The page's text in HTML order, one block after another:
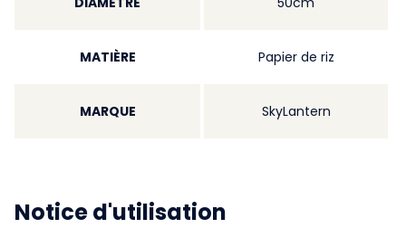
MATIÈRE Papier de riz
MARQUE SkyLantern
Notice d'utilisation